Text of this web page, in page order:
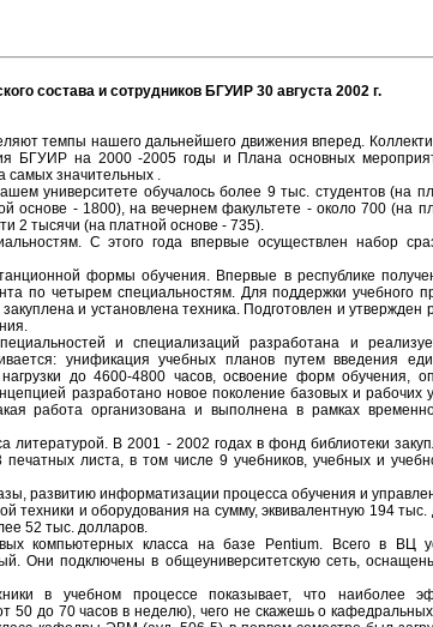
состава и сотрудников БГУИР 30 августа 2002 г.
темпы нашего дальнейшего движения вперед.
БГУИР на 2000 -2005 годы и Плана основных
самых значительных .
университете обучалось более 9 тыс. студентов (на
основе - 1800), на вечернем факультете - около 700 (на
2 тысячи (на платной основе - 735).
С этого года впервые осуществлен набор
формы обучения. Впервые в республике
по четырем специальностям. Для поддержки учебного
и установлена техника. Подготовлен и утвержден
и специализаций разработана и
унификация учебных планов путем введения
до 4600-4800 часов, освоение форм обучения,
разработано новое поколение базовых и рабочих
работа организована и выполнена в рамках
В 2001 - 2002 годах в фонд библиотеки
листа, в том числе 9 учебников, учебных и
развитию информатизации процесса обучения и
техники и оборудования на сумму, эквивалентную 194
52 тыс. долларов.
компьютерных класса на базе Pentium. Всего в ВЦ
Они подключены в общеуниверситетскую сеть,
в учебном процессе показывает, что наиболее
50 до 70 часов в неделю), чего не скажешь о